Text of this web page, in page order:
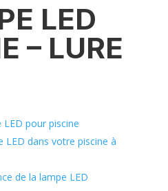
LED
– LURE
pour piscine
LED dans votre piscine à
de la lampe LED